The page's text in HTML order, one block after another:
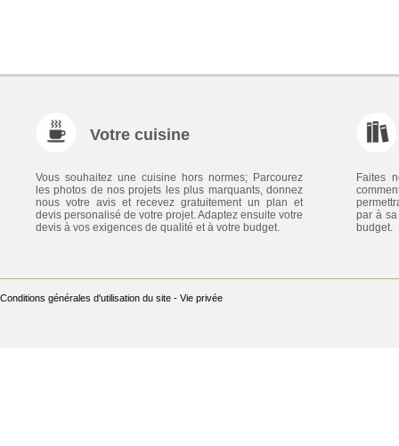
Votre cuisine
Vous souhaitez une cuisine hors normes; Parcourez
les photos de nos projets les plus marquants, donnez
nous votre avis et recevez gratuitement un plan et
devis personalisé de votre projet. Adaptez ensuite votre
devis à vos exigences de qualité et à votre budget.
Faites
par à
budget.
Conditions générales d'utilisation du site - Vie privée